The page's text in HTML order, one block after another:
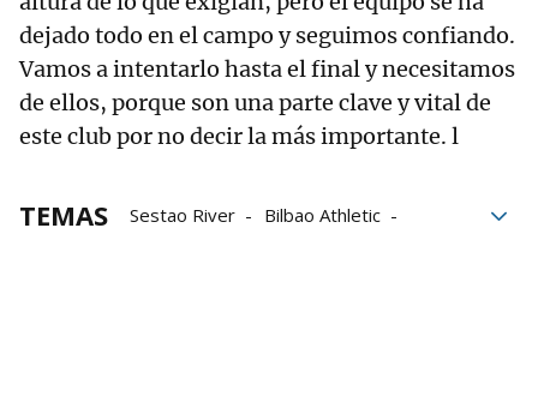
dejado todo en el campo y seguimos confiando.
Vamos a intentarlo hasta el final y necesitamos
de ellos, porque son una parte clave y vital de
este club por no decir la más importante. l
TEMAS Sestao River
Bilbao Athletic